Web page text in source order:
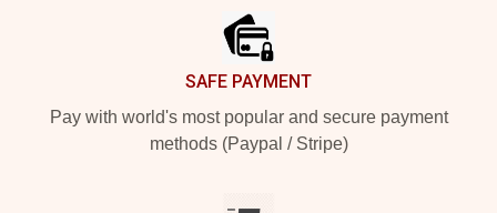
SAFE PAYMENT
Pay with world's most popular and secure payment
methods (Paypal / Stripe)